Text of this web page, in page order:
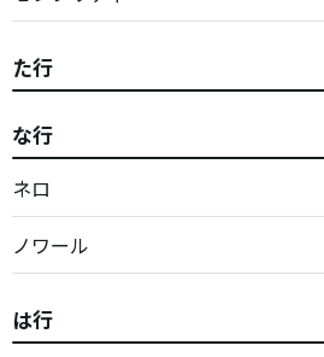
た行
な行
ネロ
ノワール
は行